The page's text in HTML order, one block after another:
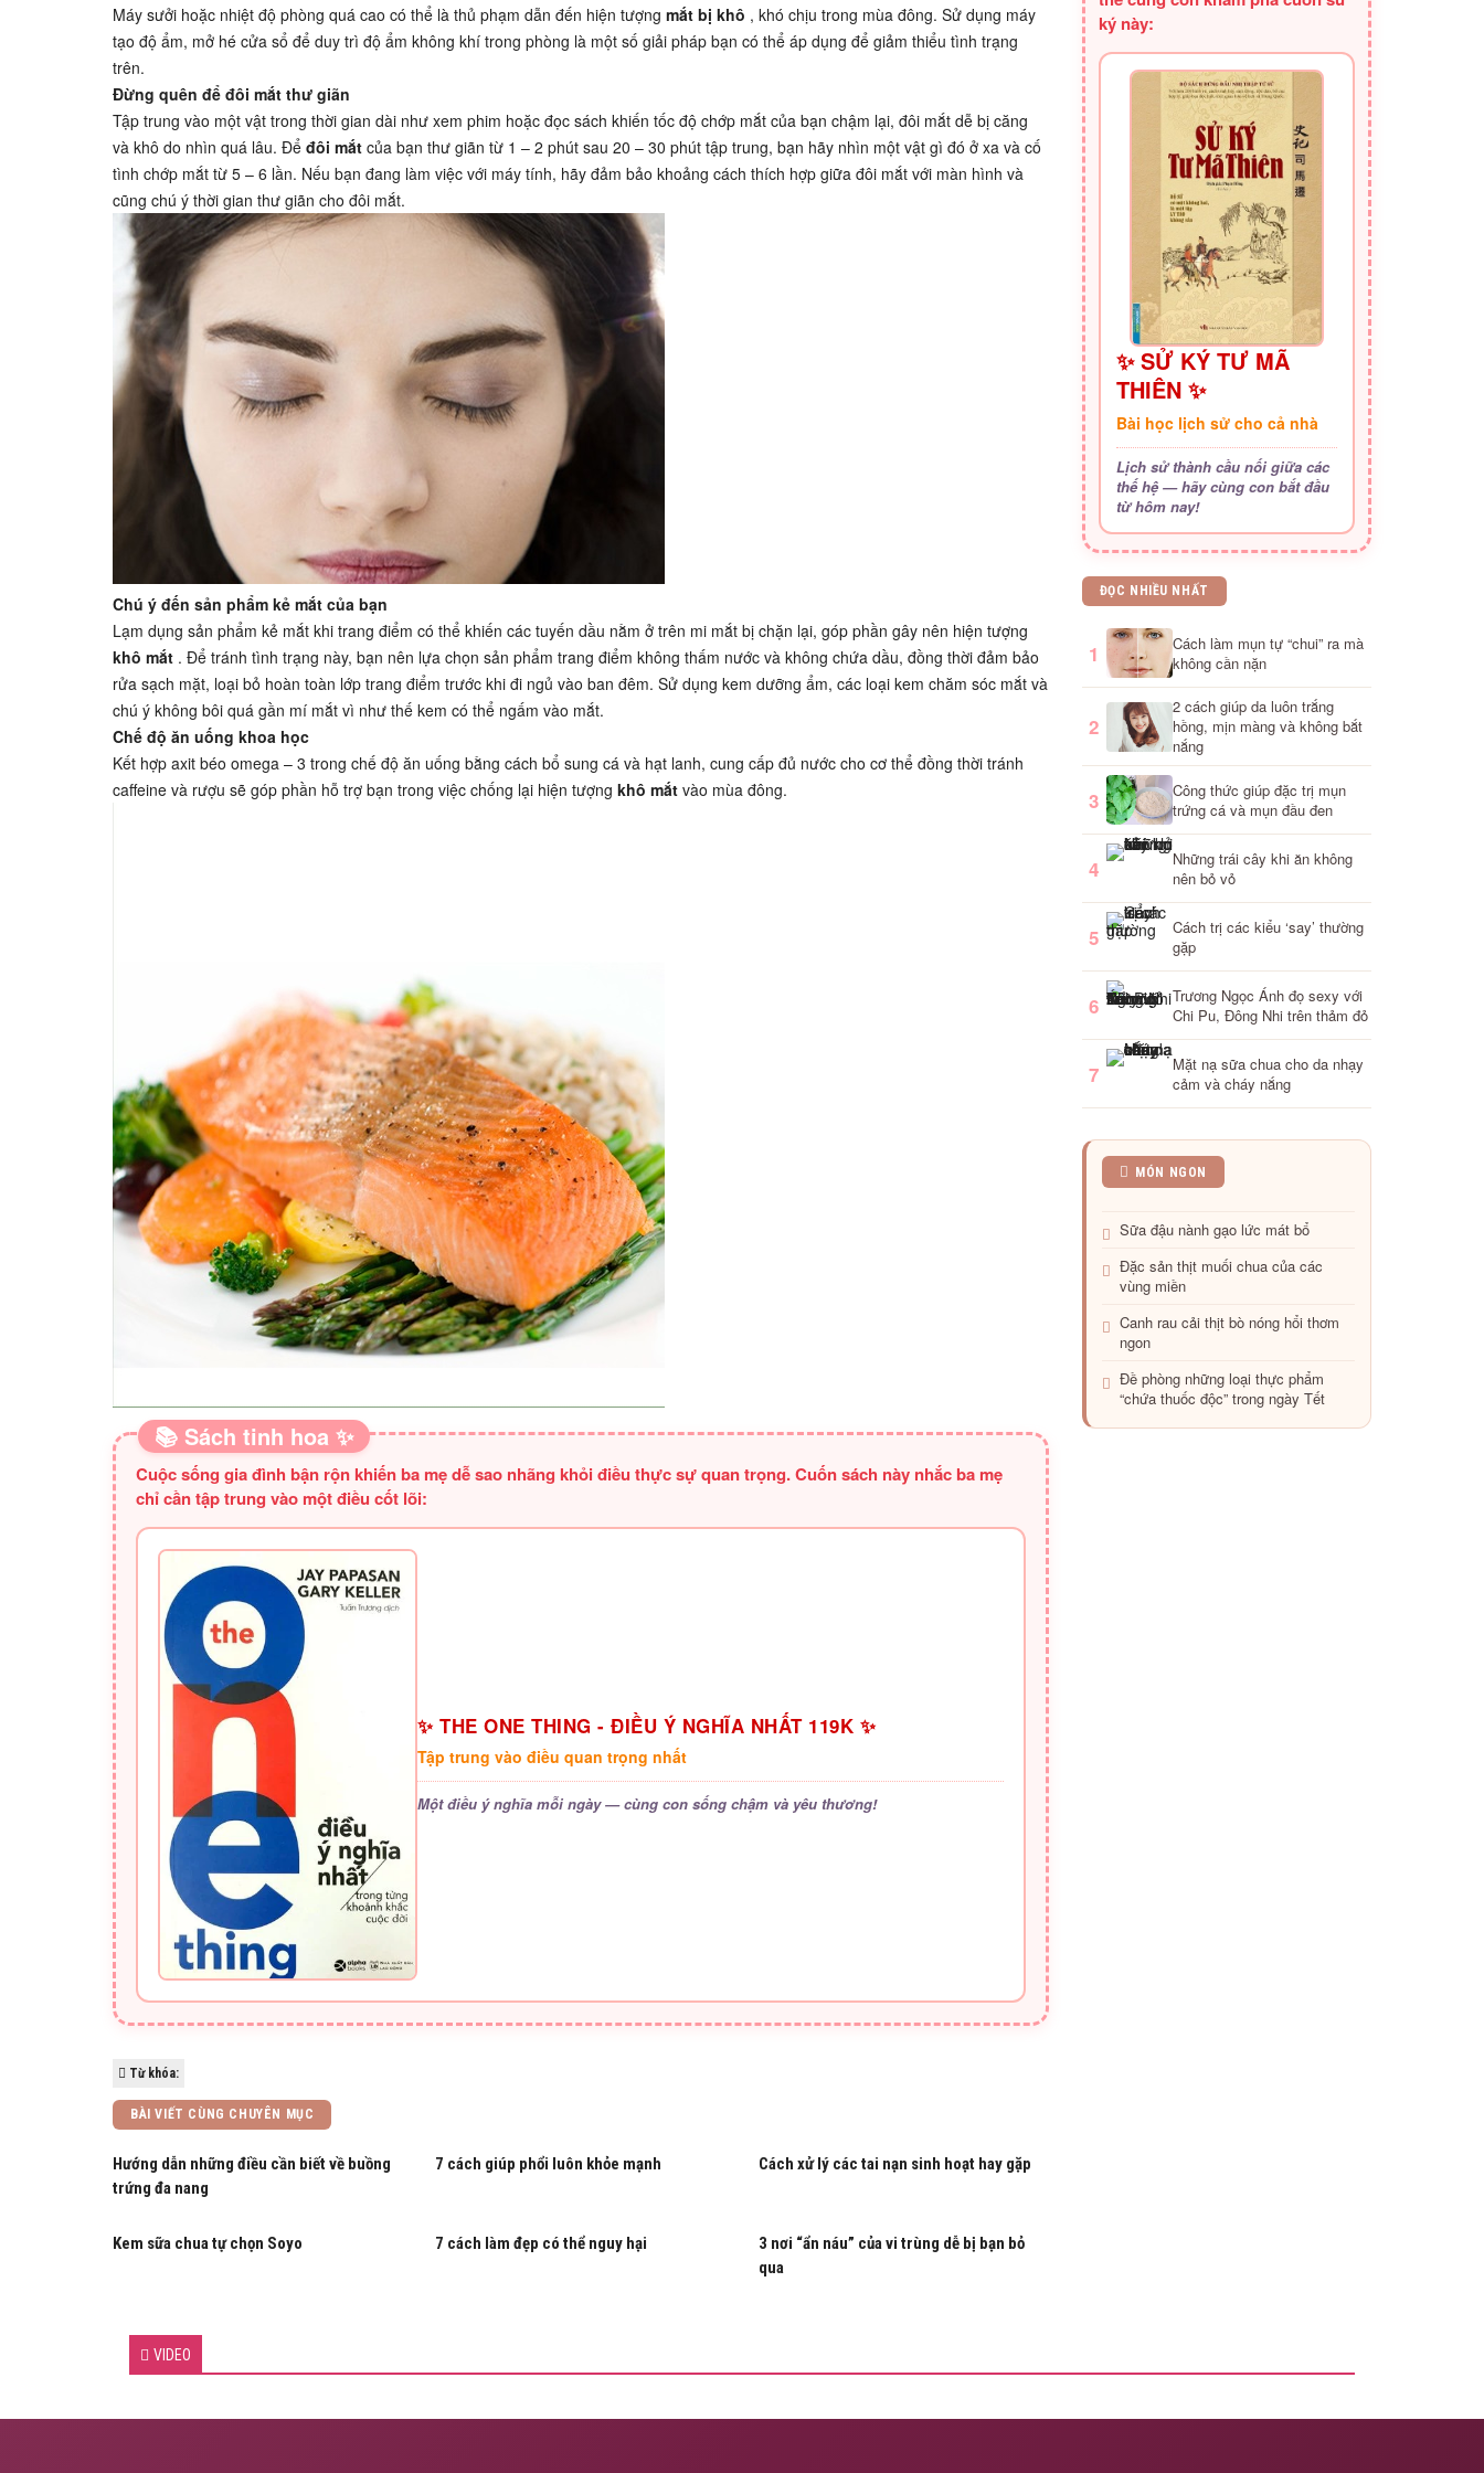
Máy sưởi hoặc nhiệt độ phòng quá cao có thể là thủ phạm dẫn đến hiện tượng mắt bị khô , khó chịu trong mùa đông. Sử dụng máy
tạo độ ẩm, mở hé cửa sổ để duy trì độ ẩm không khí trong phòng là một số giải pháp bạn có thể áp dụng để giảm thiểu tình trạng
trên.
Đừng quên để đôi mắt thư giãn
Tập trung vào một vật trong thời gian dài như xem phim hoặc đọc sách khiến tốc độ chớp mắt của bạn chậm lại, đôi mắt dễ bị căng
và khô do nhìn quá lâu. Để đôi mắt của bạn thư giãn từ 1 – 2 phút sau 20 – 30 phút tập trung, bạn hãy nhìn một vật gì đó ở xa và cố
tình chớp mắt từ 5 – 6 lần. Nếu bạn đang làm việc với máy tính, hãy đảm bảo khoảng cách thích hợp giữa đôi mắt với màn hình và
cũng chú ý thời gian thư giãn cho đôi mắt.
Chú ý đến sản phẩm kẻ mắt của bạn
Lạm dụng sản phẩm kẻ mắt khi trang điểm có thể khiến các tuyến dầu nằm ở trên mi mắt bị chặn lại, góp phần gây nên hiện tượng
khô mắt . Để tránh tình trạng này, bạn nên lựa chọn sản phẩm trang điểm không thấm nước và không chứa dầu, đồng thời đảm bảo
rửa sạch mặt, loại bỏ hoàn toàn lớp trang điểm trước khi đi ngủ vào ban đêm. Sử dụng kem dưỡng ẩm, các loại kem chăm sóc mắt và
chú ý không bôi quá gần mí mắt vì như thế kem có thể ngấm vào mắt.
Chế độ ăn uống khoa học
Kết hợp axit béo omega – 3 trong chế độ ăn uống bằng cách bổ sung cá và hạt lanh, cung cấp đủ nước cho cơ thể đồng thời tránh
caffeine và rượu sẽ góp phần hỗ trợ bạn trong việc chống lại hiện tượng khô mắt vào mùa đông.
📚 Sách tinh hoa ✨
Cuộc sống gia đình bận rộn khiến ba mẹ dễ sao nhãng khỏi điều thực sự quan trọng. Cuốn sách này nhắc ba mẹ
chỉ cần tập trung vào một điều cốt lõi:
✨ THE ONE THING - ĐIỀU Ý NGHĨA NHẤT 119K ✨
Tập trung vào điều quan trọng nhất
Một điều ý nghĩa mỗi ngày — cùng con sống chậm và yêu thương!
Từ khóa:
BÀI VIẾT CÙNG CHUYÊN MỤC
Hướng dẫn những điều cần biết về buồng
trứng đa nang
7 cách giúp phổi luôn khỏe mạnh Cách xử lý các tai nạn sinh hoạt hay gặp
Kem sữa chua tự chọn Soyo 7 cách làm đẹp có thể nguy hại
3 nơi “ẩn náu” của vi trùng dễ bị bạn bỏ
qua
ký này:
✨ SỬ KÝ TƯ MÃ
THIÊN ✨
Bài học lịch sử cho cả nhà
Lịch sử thành cầu nối giữa các
thế hệ — hãy cùng con bắt đầu
từ hôm nay!
ĐỌC NHIỀU NHẤT
1
Cách làm mụn tự “chui” ra mà
không cần nặn
2
2 cách giúp da luôn trắng
hồng, mịn màng và không bắt
nắng
3
Công thức giúp đặc trị mụn
trứng cá và mụn đầu đen
4
Những trái cây khi ăn không
nên bỏ vỏ
5
Cách trị các kiểu ‘say’ thường
gặp
6
Trương Ngọc Ánh đọ sexy với
Chi Pu, Đông Nhi trên thảm đỏ
7
Mặt nạ sữa chua cho da nhạy
cảm và cháy nắng
MÓN NGON
Sữa đậu nành gạo lức mát bổ
Đặc sản thịt muối chua của các
vùng miền
Canh rau cải thịt bò nóng hổi thơm
ngon
Đề phòng những loại thực phẩm
“chứa thuốc độc” trong ngày Tết
VIDEO